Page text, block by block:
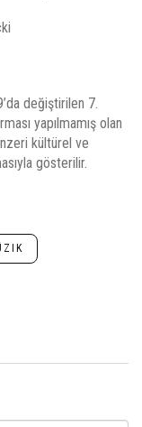
değiştirilen 7.
yapılmamış olan
kültürel ve
gösterilir.